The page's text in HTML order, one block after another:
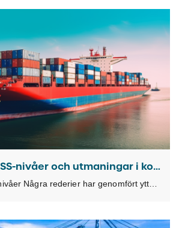
Reducerade PSS-nivåer och utmaningar i kontinenthamnar
Reducerade PSS-nivåer Några rederier har genomfört ytterligare reduktioner av sjöfrakterna från Fjärran Östern, vilket gör